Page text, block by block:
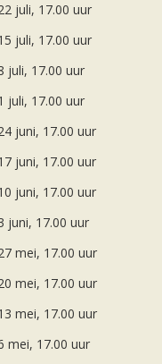
juli, 17.00 uur
juli, 17.00 uur
juli, 17.00 uur
juli, 17.00 uur
juni, 17.00 uur
juni, 17.00 uur
juni, 17.00 uur
juni, 17.00 uur
mei, 17.00 uur
mei, 17.00 uur
mei, 17.00 uur
mei, 17.00 uur